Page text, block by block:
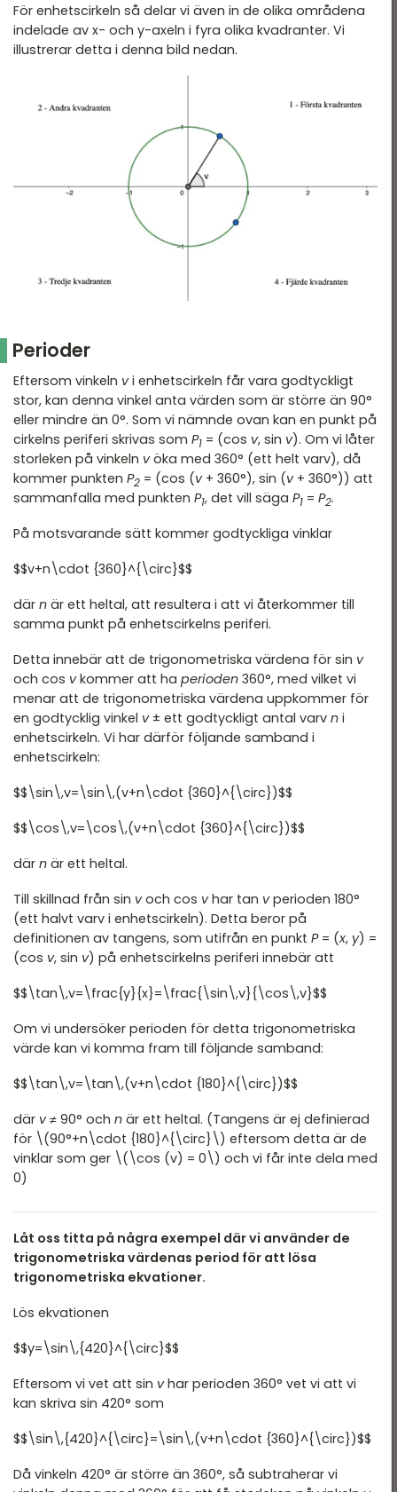
För enhetscirkeln så delar vi även in de olika områdena
indelade av x- och y-axeln i fyra olika kvadranter. Vi
illustrerar detta i denna bild nedan.
Perioder
Eftersom vinkeln vi enhetscirkeln får vara godtyckligt
stor, kan denna vinkel anta värden som är större än 90°
eller mindre än 0°. Som vi nämnde ovan kan en punkt på
cirkelns periferi skrivas som P1 = (cos v, sin v). Om vi låter
storleken på vinkeln vöka med 360° (ett helt varv), då
kommer punkten P2 = (cos (v+ 360°), sin (v+ 360°)) att
sammanfalla med punkten P1, det vill säga P1 = P2.
På motsvarande sätt kommer godtyckliga vinklar
$$v+n\cdot {360}^{\circ}$$
där n är ett heltal, att resultera i att vi återkommer till
samma punkt på enhetscirkelns periferi.
Detta innebär att de trigonometriska värdena för sin v
och cos vkommer att ha perioden 360°, med vilket vi
menar att de trigonometriska värdena uppkommer för
en godtycklig vinkel v± ett godtyckligt antal varv n i
enhetscirkeln. Vi har därför följande samband i
enhetscirkeln:
$$\sin\,v=\sin\,(v+n\cdot {360}^{\circ})$$
$$\cos\,v=\cos\,(v+n\cdot {360}^{\circ})$$
där n är ett heltal.
Till skillnad från sin voch cos vhar tan vperioden 180°
(ett halvt varv i enhetscirkeln). Detta beror på
definitionen av tangens, som utifrån en punkt P= (x, y) =
(cos v, sin v) på enhetscirkelns periferi innebär att
$$\tan\,v=\frac{y}{x}=\frac{\sin\,v}{\cos\,v}$$
Om vi undersöker perioden för detta trigonometriska
värde kan vi komma fram till följande samband:
$$\tan\,v=\tan\,(v+n\cdot {180}^{\circ})$$
där v≠ 90° och n är ett heltal. (Tangens är ej definierad
för \(90°+n\cdot {180}^{\circ}\) eftersom detta är de
vinklar som ger \(\cos (v) = 0\) och vi får inte dela med
0)
Låt oss titta på några exempel där vi använder de
trigonometriska värdenas period för att lösa
trigonometriska ekvationer.
Lös ekvationen
$$y=\sin\,{420}^{\circ}$$
Eftersom vi vet att sin vhar perioden 360° vet vi att vi
kan skriva sin 420° som
$$\sin\,{420}^{\circ}=\sin\,(v+n\cdot {360}^{\circ})$$
Då vinkeln 420° är större än 360°, så subtraherar vi